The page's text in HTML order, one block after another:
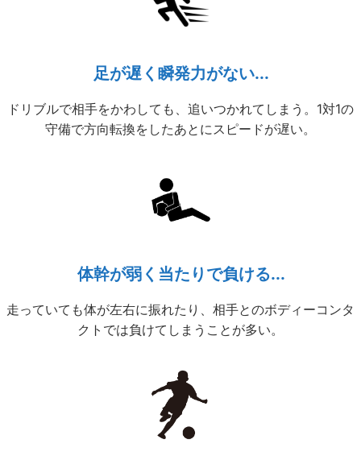
足が遅く瞬発力がない...
ドリブルで相手をかわしても、追いつかれてしまう。1対1の
守備で方向転換をしたあとにスピードが遅い。
体幹が弱く当たりで負ける...
走っていても体が左右に振れたり、相手とのボディーコンタ
クトでは負けてしまうことが多い。